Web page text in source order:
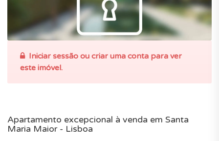
Iniciar sessão ou criar uma conta para ver
este imóvel.
Apartamento excepcional à venda em Santa
Maria Maior - Lisboa